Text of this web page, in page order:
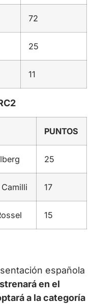
72
25
11
PUNTOS
25
17
15
española
en el
a la categoría